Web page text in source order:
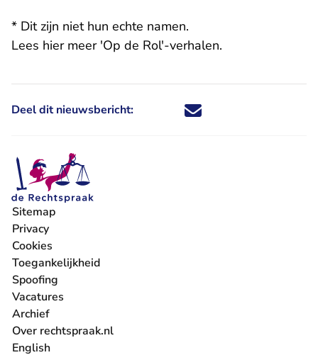
* Dit zijn niet hun echte namen.
Lees hier meer 'Op de Rol'-verhalen.
Deel dit nieuwsbericht: Deel dit nieuwsbericht via X -
Deel dit nieuwsbericht via
Deel dit nieuwsbericht
Deel dit
Sitemap
Privacy
Cookies
Toegankelijkheid
Spoofing
Vacatures
- U verlaat Rechtspraak.nl
Archief
Over rechtspraak.nl
English